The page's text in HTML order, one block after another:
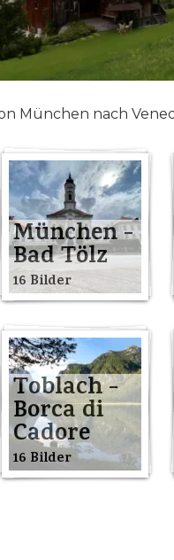
München nach
München -
Bad Tölz
16 Bilder
Toblach -
Borca di
Cadore
16 Bilder